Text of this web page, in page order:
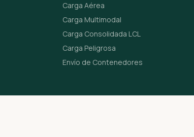
Carga Aérea
Carga Multimodal
Carga Consolidada LCL
Carga Peligrosa
Envío de Contenedores